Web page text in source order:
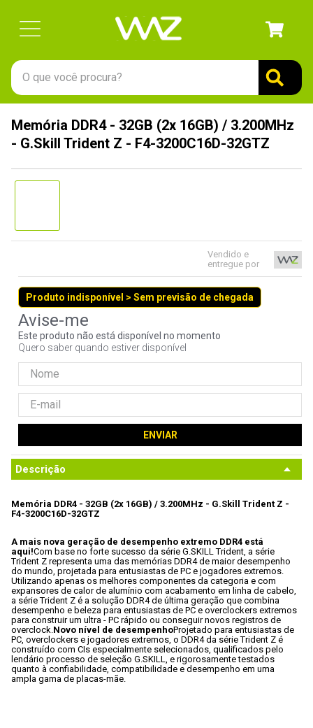
O que você procura?
Memória DDR4 - 32GB (2x 16GB) / 3.200MHz
- G.Skill Trident Z - F4-3200C16D-32GTZ
Vendido e
entregue por
Produto indisponível > Sem previsão de chegada
Este produto não está disponível no momento
Quero saber quando estiver disponível
ENVIAR
Descrição
Memória DDR4 - 32GB (2x 16GB) / 3.200MHz - G.Skill Trident Z -
F4-3200C16D-32GTZ
A mais nova geração de desempenho extremo DDR4 está
aqui!Com base no forte sucesso da série G.SKILL Trident, a série
Trident Z representa uma das memórias DDR4 de maior desempenho
do mundo, projetada para entusiastas de PC e jogadores extremos.
Utilizando apenas os melhores componentes da categoria e com
expansores de calor de alumínio com acabamento em linha de cabelo,
a série Trident Z é a solução DDR4 de última geração que combina
desempenho e beleza para entusiastas de PC e overclockers extremos
para construir um ultra - PC rápido ou conseguir novos registros de
overclock.Novo nível de desempenhoProjetado para entusiastas de
PC, overclockers e jogadores extremos, o DDR4 da série Trident Z é
construído com CIs especialmente selecionados, qualificados pelo
lendário processo de seleção G.SKILL, e rigorosamente testados
quanto à confiabilidade, compatibilidade e desempenho em uma
ampla gama de placas-mãe.
1º
gabinete
7º
jonsbo
8º
fractal
controle
10º hd